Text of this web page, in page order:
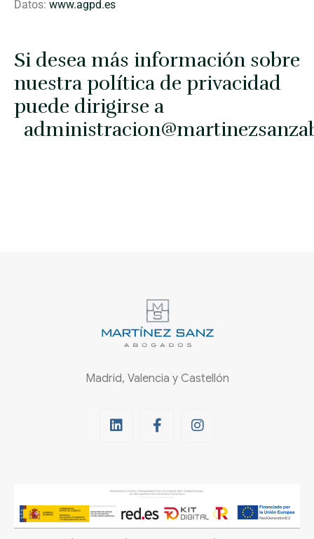
Datos: www.agpd.es
Si desea más información sobre
nuestra política de privacidad
puede dirigirse a
Madrid, Valencia y Castellón